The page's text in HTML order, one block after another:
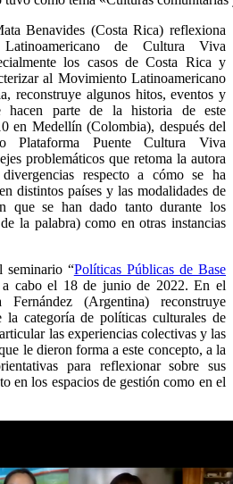
Benavides (Costa Rica) reflexiona
de Cultura Viva
los casos de Costa Rica y
al Movimiento Latinoamericano
reconstruye algunos hitos, eventos y
hacen parte de la historia de este
en Medellín (Colombia), después del
Plataforma Puente Cultura Viva
problemáticos que retoma la autora
respecto a cómo se ha
distintos países y las modalidades de
que se han dado tanto durante los
la palabra) como en otras instancias
“Políticas Públicas de Base
cabo el 18 de junio de 2022. En el
(Argentina) reconstruye
la categoría de políticas culturales de
las experiencias colectivas y las
le dieron forma a este concepto, a la
para reflexionar sobre sus
en los espacios de gestión como en el